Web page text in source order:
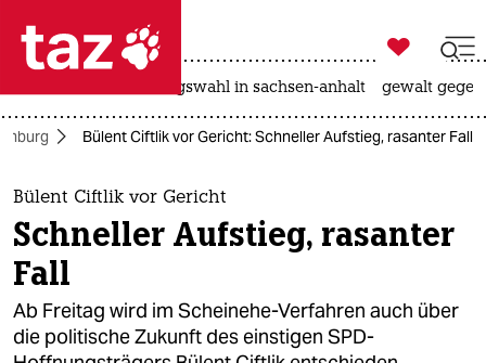
 taz zahl ich
taz zahl ich
themen
politik
öko
gesellschaft

taz zahl ich
landtagswahl in sachsen-anhalt gewalt
Bülent Ciftlik vor Gericht: Schneller Aufstieg, rasanter Fall
Bülent Ciftlik vor Gericht
Schneller Aufstieg, rasanter
Fall
Ab Freitag wird im Scheinehe-Verfahren auch über
die politische Zukunft des einstigen SPD-